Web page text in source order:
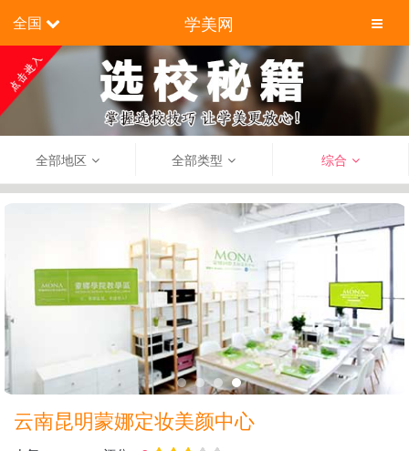
全国 学美网
全部地区 全部类型 综合
云南昆明蒙娜定妆美颜中心